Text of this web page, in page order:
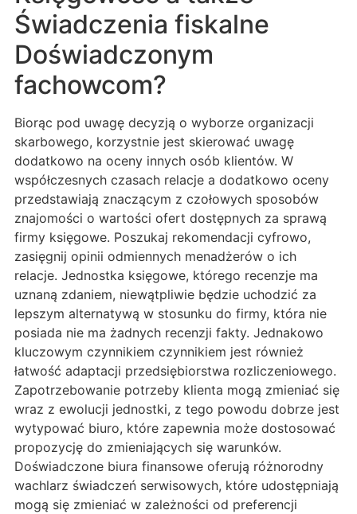
Świadczenia fiskalne
Doświadczonym
fachowcom?
Biorąc pod uwagę decyzją o wyborze organizacji
skarbowego, korzystnie jest skierować uwagę
dodatkowo na oceny innych osób klientów. W
współczesnych czasach relacje a dodatkowo oceny
przedstawiają znaczącym z czołowych sposobów
znajomości o wartości ofert dostępnych za sprawą
firmy księgowe. Poszukaj rekomendacji cyfrowo,
zasięgnij opinii odmiennych menadżerów o ich
relacje. Jednostka księgowe, którego recenzje ma
uznaną zdaniem, niewątpliwie będzie uchodzić za
lepszym alternatywą w stosunku do firmy, która nie
posiada nie ma żadnych recenzji fakty. Jednakowo
kluczowym czynnikiem czynnikiem jest również
łatwość adaptacji przedsiębiorstwa rozliczeniowego.
Zapotrzebowanie potrzeby klienta mogą zmieniać się
wraz z ewolucji jednostki, z tego powodu dobrze jest
wytypować biuro, które zapewnia może dostosować
propozycję do zmieniających się warunków.
Doświadczone biura finansowe oferują różnorodny
wachlarz świadczeń serwisowych, które udostępniają
mogą się zmieniać w zależności od preferencji